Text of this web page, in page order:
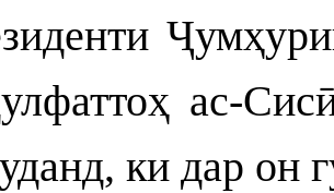
ас-
ки дар он